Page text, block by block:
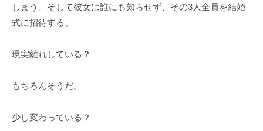
しまう。そして彼女は誰にも知らせず、その3人全員を結婚
式に招待する。
現実離れしている？
もちろんそうだ。
少し変わっている？